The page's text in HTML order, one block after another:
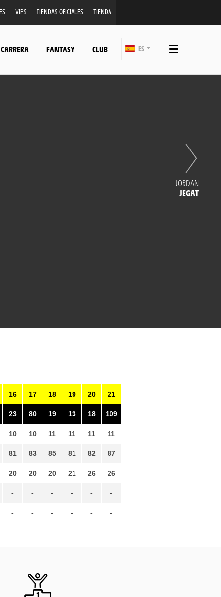
VIPS TIENDAS OFICIALES TIENDA
FANTASY CLUB ES
JORDAN
JEGAT
16
23
10
81
20
-
-
17
80
10
83
20
-
-
18
19
11
85
20
-
-
19
13
11
81
21
-
-
20
18
11
82
26
-
-
21
109
11
87
26
-
-